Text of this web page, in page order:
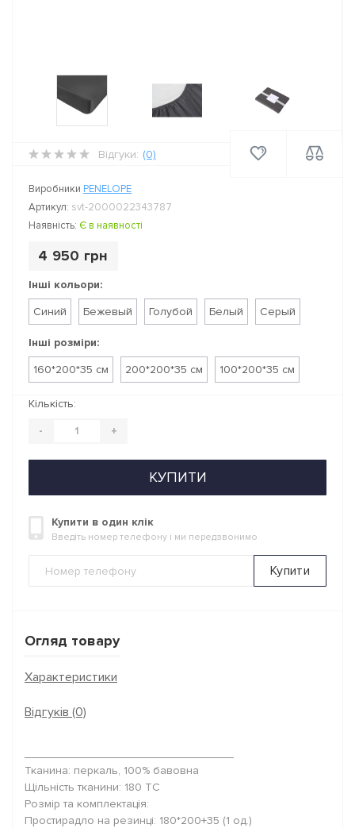
Відгуки: (0)
Виробники PENELOPE
Артикул: svt-2000022343787
Наявність: Є в наявності
4 950 грн
Інші кольори:
Синий
Бежевый Голубой Белый Серый
Інші розміри:
160*200*35 см
200*200*35 см 100*200*35 см
Кількість:
- +
КУПИТИ
Купити в один клік
Введіть номер телефону і ми передзвонимо
Купити
Огляд товару
Характеристики
Відгуків (0)
Тканина: перкаль, 100% бавовна
Щільність тканини: 180 TC
Розмір та комплектація:
Простирадло на резинці: 180*200+35 (1 од.)